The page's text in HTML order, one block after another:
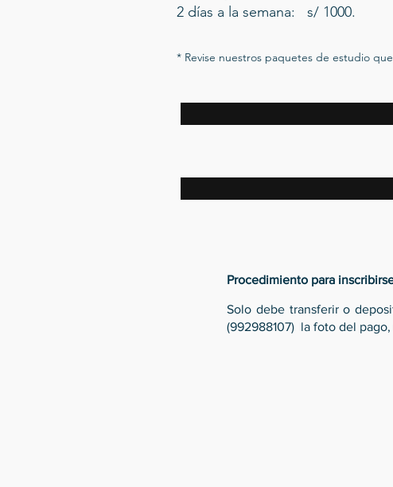
2 días a la semana: s/ 1000.
​* Revise nuestros paquetes de estudio
Procedimiento para
Solo debe transferir o
(992988107) la foto del